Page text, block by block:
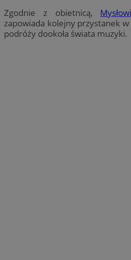
Zgodnie z obietnicą,
zapowiada kolejny przystanek
podróży dookoła świata muzyki.